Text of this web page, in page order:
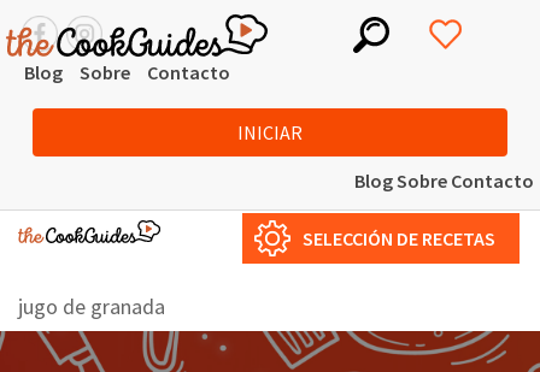
Blog Sobre Contacto
INICIAR
BlogSobre Contacto
SELECCIÓN DE RECETAS
jugo de granada